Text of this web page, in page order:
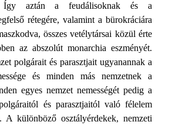
Így aztán a feudálisoknak és a
rétegére, valamint a bürokráciára
összes vetélytársai közül érte
az abszolút monarchia eszményét.
polgárait és parasztjait ugyanannak a
és minden más nemzetnek a
egyes nemzet nemességét pedig a
és parasztjaitól való félelem
A különböző osztályérdekek, nemzeti